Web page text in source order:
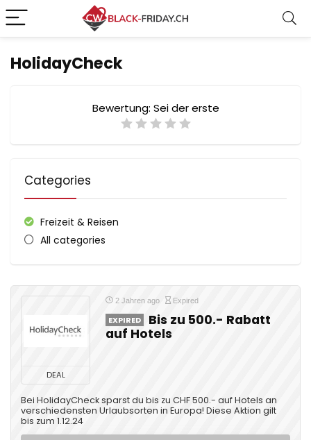
HolidayCheck
Bewertung: Sei der erste
Categories
Freizeit & Reisen
All categories
DEAL
2 Jahren ago Expired
EXPIRED
Bis zu 500.- Rabatt
auf Hotels
Bei HolidayCheck sparst du bis zu CHF 500.- auf Hotels an
verschiedensten Urlaubsorten in Europa! Diese Aktion gilt
bis zum 1.12.24